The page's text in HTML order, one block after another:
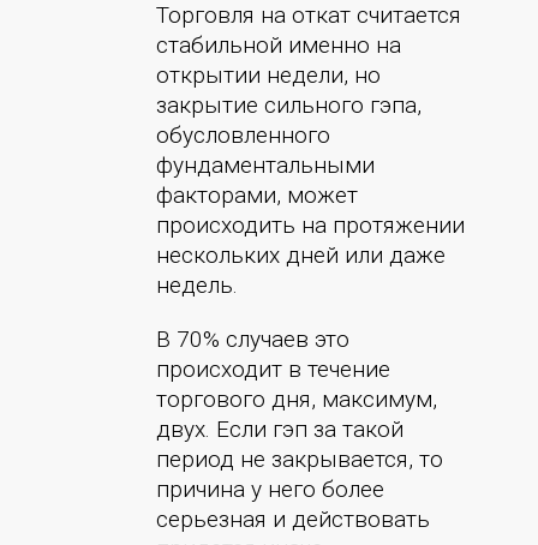
Торговля на откат считается
стабильной именно на
открытии недели, но
закрытие сильного гэпа,
обусловленного
фундаментальными
факторами, может
происходить на протяжении
нескольких дней или даже
недель.
В 70% случаев это
происходит в течение
торгового дня, максимум,
двух. Если гэп за такой
период не закрывается, то
причина у него более
серьезная и действовать